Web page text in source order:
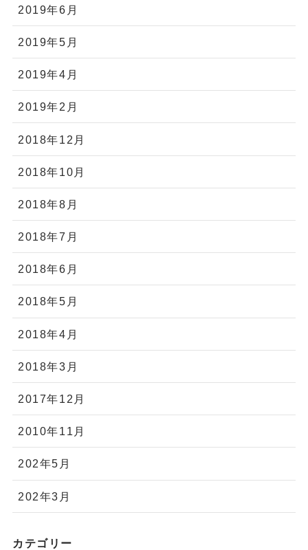
2019年6月
2019年5月
2019年4月
2019年2月
2018年12月
2018年10月
2018年8月
2018年7月
2018年6月
2018年5月
2018年4月
2018年3月
2017年12月
2010年11月
202年5月
202年3月
カテゴリー